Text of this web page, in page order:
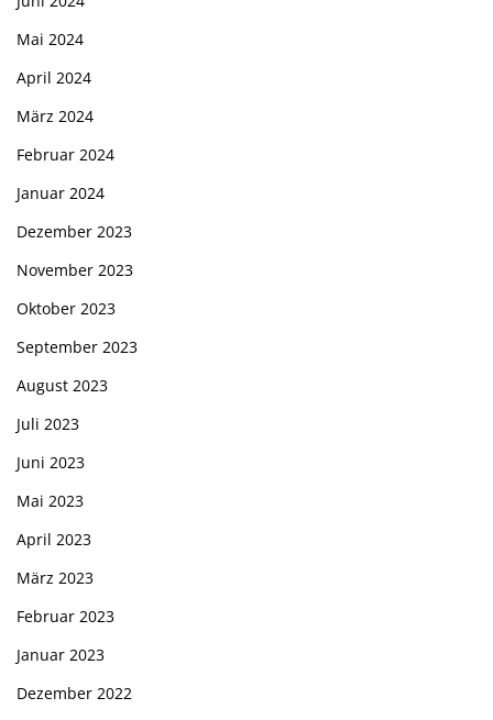
Mai 2024
April 2024
März 2024
Februar 2024
Januar 2024
Dezember 2023
November 2023
Oktober 2023
September 2023
August 2023
Juli 2023
Juni 2023
Mai 2023
April 2023
März 2023
Februar 2023
Januar 2023
Dezember 2022